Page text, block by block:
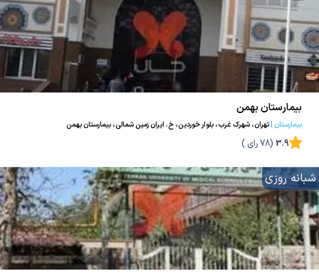
بیمارستان بهمن
بیمارستان |تهران، شهرک غرب، بلوار خوردین، خ. ایران زمین شمالی، بیمارستان بهمن
3.9
(
78رای )
شبانه روزی